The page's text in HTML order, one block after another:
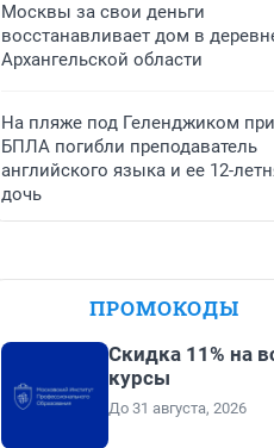
Москвы за свои деньги
восстанавливает дом в
Архангельской области
На пляже под Геленджиком
БПЛА погибли преподаватель
английского языка и ее 12-
дочь
ПРОМОКОДЫ
Скидка 11% на
курсы
До 31 августа, 2026